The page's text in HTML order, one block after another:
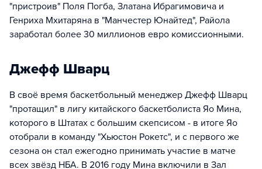
"пристроив" Поля Погба, Златана Ибрагимовича и
Генриха Мхитаряна в "Манчестер Юнайтед", Райола
заработал более 30 миллионов евро комиссионными.
Джефф Шварц
В своё время баскетбольный менеджер Джефф Шварц
"протащил" в лигу китайского баскетболиста Яо Мина,
которого в Штатах с большим скепсисом - в итоге Яо
отобрали в команду "Хьюстон Рокетс", и с первого же
сезона он стал ежегодно принимать участие в матче
всех звёзд НБА. В 2016 году Мина включили в Зал